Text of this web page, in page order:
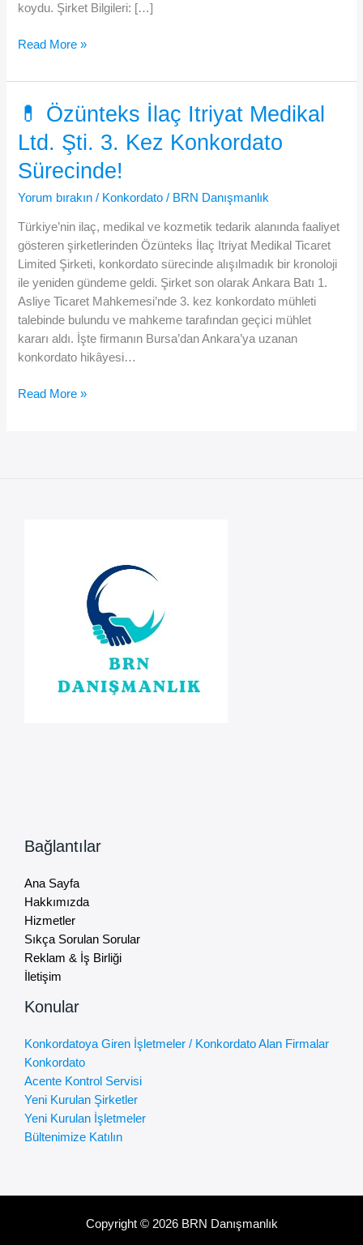
koydu. Şirket Bilgileri: […]
Özünteks
Hakkında
Kararı:
Konkordato
Reddedildi,
İflas
Read More »
💊 Özünteks İlaç Itriyat Medikal
Ltd. Şti. 3. Kez Konkordato
Sürecinde!
Yorum bırakın / Konkordato / BRN Danışmanlık
Türkiye’nin ilaç, medikal ve kozmetik tedarik alanında faaliyet
gösteren şirketlerinden Özünteks İlaç Itriyat Medikal Ticaret
Limited Şirketi, konkordato sürecinde alışılmadık bir kronoloji
ile yeniden gündeme geldi. Şirket son olarak Ankara Batı 1.
Asliye Ticaret Mahkemesi’nde 3. kez konkordato mühleti
talebinde bulundu ve mahkeme tarafından geçici mühlet
kararı aldı. İşte firmanın Bursa’dan Ankara’ya uzanan
konkordato hikâyesi…
💊
Read More »
Bağlantılar
Ana Sayfa
Hakkımızda
Hizmetler
Sıkça Sorulan Sorular
Reklam & İş Birliği
İletişim
Konular
Konkordatoya Giren İşletmeler / Konkordato Alan Firmalar
Konkordato
Acente Kontrol Servisi
Yeni Kurulan Şirketler
Yeni Kurulan İşletmeler
Bültenimize Katılın
Copyright © 2026 BRN Danışmanlık